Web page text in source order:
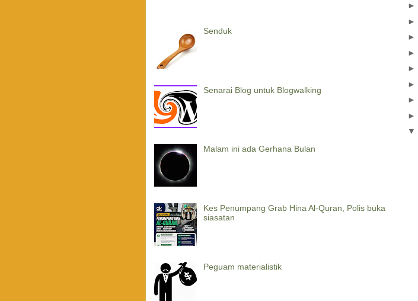
Senduk
Senarai Blog untuk Blogwalking
Malam ini ada Gerhana Bulan
Kes Penumpang Grab Hina Al-Quran, Polis buka
siasatan
Peguam materialistik
►
►
►
►
►
►
►
►
▼